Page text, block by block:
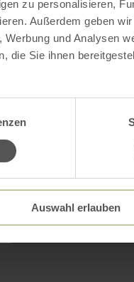
zu personalisieren,
Außerdem geben
und Analysen
die Sie ihnen
Auswahl erlauben
Galerie öffnen